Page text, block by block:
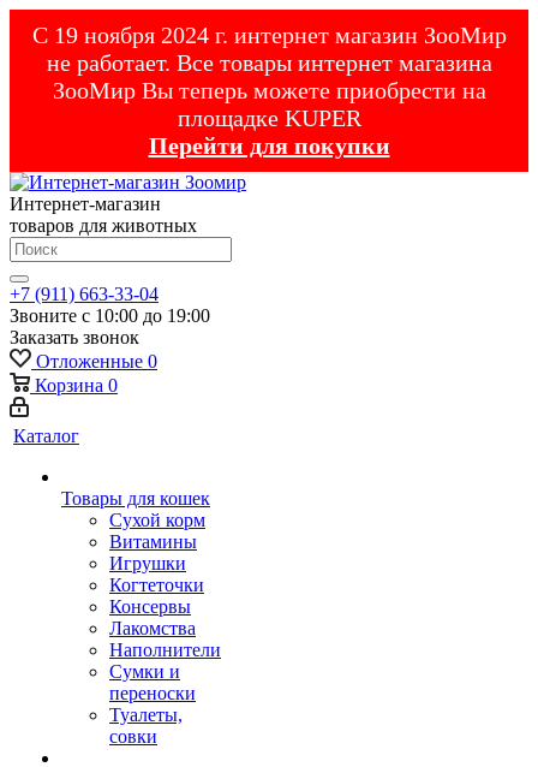
С 19 ноября 2024 г. интернет магазин ЗооМир
не работает. Все товары интернет магазина
ЗооМир Вы теперь можете приобрести на
площадке KUPER
Перейти для покупки
Интернет-магазин
товаров для животных
+7 (911) 663-33-04
Звоните с 10:00 до 19:00
Заказать звонок
Отложенные 0
Корзина 0
Каталог
Товары для кошек
Cухой корм
Витамины
Игрушки
Когтеточки
Консервы
Лакомства
Наполнители
Сумки и
переноски
Туалеты,
совки